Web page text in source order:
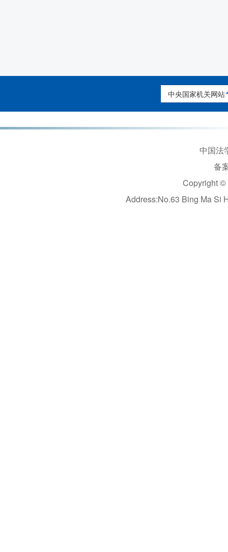
中央国家机关网站
中国法
备
Copyright ©
Address:No.63 Bing Ma Si